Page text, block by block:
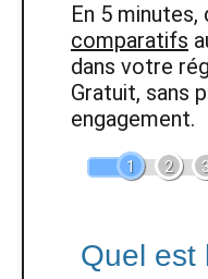
En 5 minutes,
comparatifs
dans votre
Gratuit, sans
engagement.
1 2
Quel est